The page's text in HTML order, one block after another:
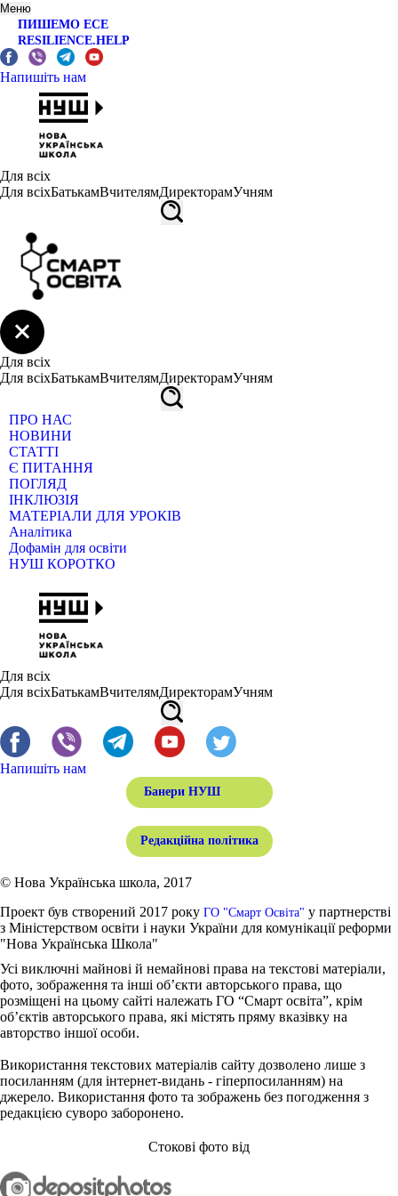
Меню
ПИШЕМО ЕСЕ
RESILIENCE.HELP
Напишіть нам
Для всіх
Для всіхБатькамВчителямДиректорамУчням
Для всіх
Для всіхБатькамВчителямДиректорамУчням
ПРО НАС
НОВИНИ
СТАТТІ
Є ПИТАННЯ
ПОГЛЯД
ІНКЛЮЗІЯ
МАТЕРІАЛИ ДЛЯ УРОКІВ
Аналітика
Дофамін для освіти
НУШ КОРОТКО
Для всіх
Для всіхБатькамВчителямДиректорамУчням
Напишіть нам
Банери НУШ
Редакційна політика
© Нова Українська школа, 2017
Проект був створений 2017 року ГО "Смарт Освіта" у партнерстві
з Міністерством освіти і науки України для комунікації реформи
"Нова Українська Школа"
Усі виключні майнові й немайнові права на текстові матеріали,
фото, зображення та інші об’єкти авторського права, що
розміщені на цьому сайті належать ГО “Смарт освіта”, крім
об’єктів авторського права, які містять пряму вказівку на
авторство іншої особи.
Використання текстових матеріалів сайту дозволено лише з
посиланням (для інтернет-видань - гіперпосиланням) на
джерело. Використання фото та зображень без погодження з
редакцією суворо заборонено.
Стокові фото від